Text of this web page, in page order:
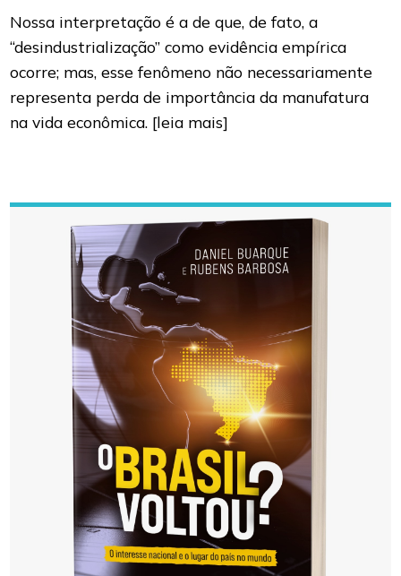
Nossa interpretação é a de que, de fato, a
“desindustrialização” como evidência empírica
ocorre; mas, esse fenômeno não necessariamente
representa perda de importância da manufatura
na vida econômica. [leia mais]